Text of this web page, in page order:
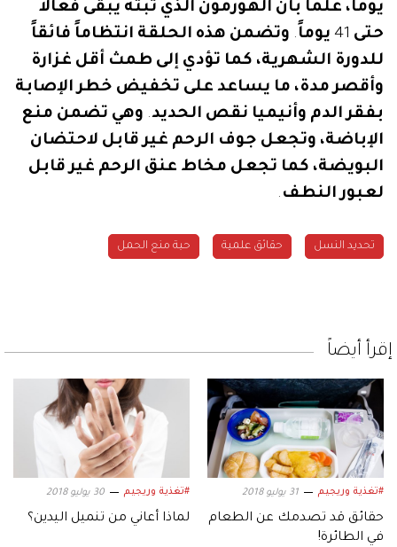
يوماً، علماً بأن الهورمون الذي تبثه يبقى فعالاً
حتى 41 يوماً . وتضمن هذه الحلقة انتظاماً فائقاً
للدورة الشهرية، كما تؤدي إلى طمث أقل غزارة
وأقصر مدة، ما يساعد على تخفيض خطر الإصابة
بفقر الدم وأنيميا نقص الحديد. وهي تضمن منع
الإباضة، وتجعل جوف الرحم غير قابل لاحتضان
البويضة، كما تجعل مخاط عنق الرحم غير قابل
لعبور النطف .
تحديد النسل حقائق علمية حبة منع الحمل
إقرأ أيضاً
#تغذية وريجيم 31 يوليو 2018
حقائق قد تصدمك عن الطعام
في الطائرة!
#تغذية وريجيم 30 يوليو 2018
لماذا أعاني من تنميل اليدين؟